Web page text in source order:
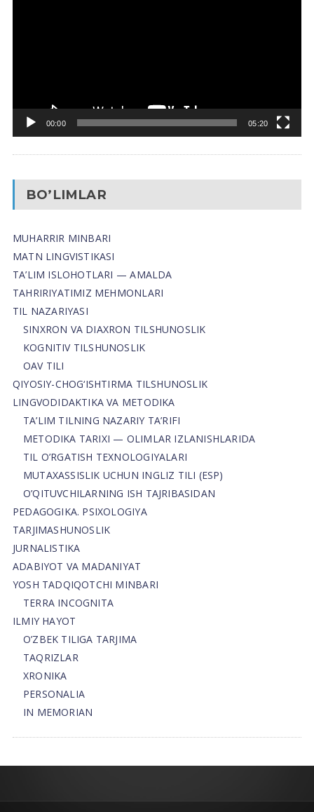
00:00 05:20
BO’LIMLAR
MUHARRIR MINBARI
MATN LINGVISTIKASI
TA’LIM ISLOHOTLARI — AMALDA
TAHRIRIYATIMIZ MEHMONLARI
TIL NAZARIYASI
SINXRON VA DIAXRON TILSHUNOSLIK
KOGNITIV TILSHUNOSLIK
OAV TILI
QIYOSIY-CHOG‘ISHTIRMA TILSHUNOSLIK
LINGVODIDAKTIKA VA METODIKA
TA’LIM TILNING NAZARIY TA’RIFI
METODIKA TARIXI — OLIMLAR IZLANISHLARIDA
TIL O’RGATISH TEXNOLOGIYALARI
MUTAXASSISLIK UCHUN INGLIZ TILI (ESP)
O’QITUVCHILARNING ISH TAJRIBASIDAN
PEDAGOGIKA. PSIXOLOGIYA
TARJIMASHUNOSLIK
JURNALISTIKA
ADABIYOT VA MADANIYAT
YOSH TADQIQOTCHI MINBARI
TERRA INCOGNITA
ILMIY HAYOT
O’ZBEK TILIGA TARJIMA
TAQRIZLAR
XRONIKA
PERSONALIA
IN MEMORIAN